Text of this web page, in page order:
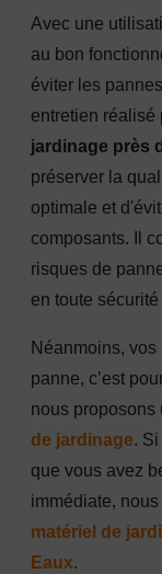
Avec une
au bon
éviter les
entretien réalisé
jardinage près
préserver la
optimale et
composants. Il
risques de
en toute
Néanmoins, vos
panne, c’est
nous proposons
de jardinage.
que vous avez
immédiate,
matériel de
Eaux.